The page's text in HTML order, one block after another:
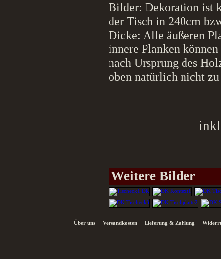
Bilder: Dekoration ist
der Tisch in 240cm
Dicke: Alle äußeren
innere Planken
nach Ursprung des
oben natürlich nicht zu
Weitere Bilder
Über uns Versandkosten Lieferung & Zahlung